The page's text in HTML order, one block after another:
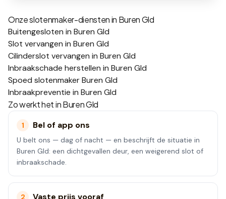
Onze slotenmaker-diensten in Buren Gld
Buitengesloten in Buren Gld
Slot vervangen in Buren Gld
Cilinderslot vervangen in Buren Gld
Inbraakschade herstellen in Buren Gld
Spoed slotenmaker Buren Gld
Inbraakpreventie in Buren Gld
Zo werkt het inBuren Gld
1 Bel of app ons
U belt ons — dag of nacht — en beschrijft de situatie in
Buren Gld: een dichtgevallen deur, een weigerend slot of
inbraakschade.
2 Vaste prijs vooraf